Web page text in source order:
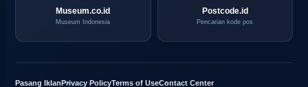
Museum.co.id
Museum Indonesia
Postcode.id
Pencarian kode pos
Pasang IklanPrivacy PolicyTerms of UseContact Center